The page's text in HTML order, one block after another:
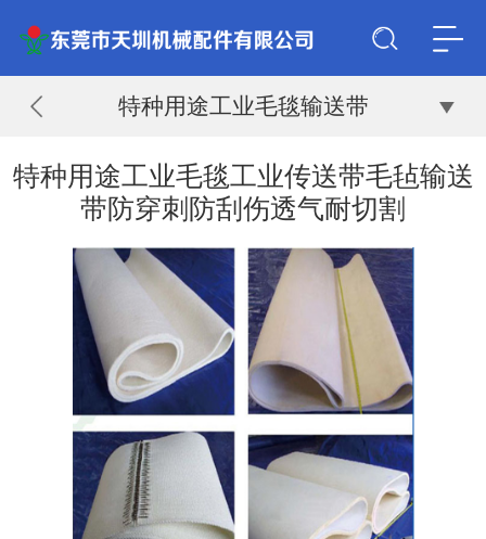
特种用途工业毛毯输送带
特种用途工业毛毯工业传送带毛毡输送
带防穿刺防刮伤透气耐切割